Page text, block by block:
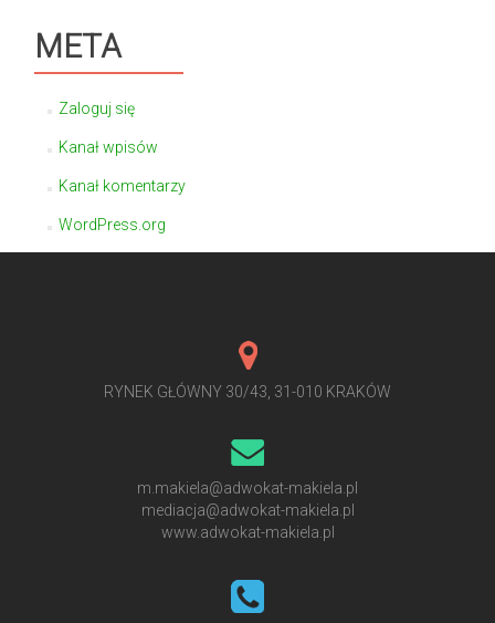
META
Zaloguj się
Kanał wpisów
Kanał komentarzy
WordPress.org
RYNEK GŁÓWNY 30/43, 31-010 KRAKÓW
m.makiela@adwokat-makiela.pl
mediacja@adwokat-makiela.pl
www.adwokat-makiela.pl